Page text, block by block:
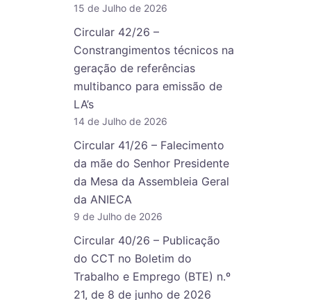
15 de Julho de 2026
Circular 42/26 –
Constrangimentos técnicos na
geração de referências
multibanco para emissão de
LA’s
14 de Julho de 2026
Circular 41/26 – Falecimento
da mãe do Senhor Presidente
da Mesa da Assembleia Geral
da ANIECA
9 de Julho de 2026
Circular 40/26 – Publicação
do CCT no Boletim do
Trabalho e Emprego (BTE) n.º
21, de 8 de junho de 2026